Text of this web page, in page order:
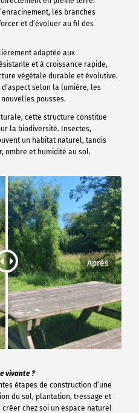
les branches
et d’évoluer au fil des
adaptée aux
et à croissance rapide,
végétale durable et évolutive.
selon la lumière, les
pousses.
cette structure constitue
la biodiversité. Insectes,
un habitat naturel, tandis
ombre et humidité au sol.
Après
vivante ?
étapes de construction d’une
du sol, plantation, tressage et
chez soi un espace naturel